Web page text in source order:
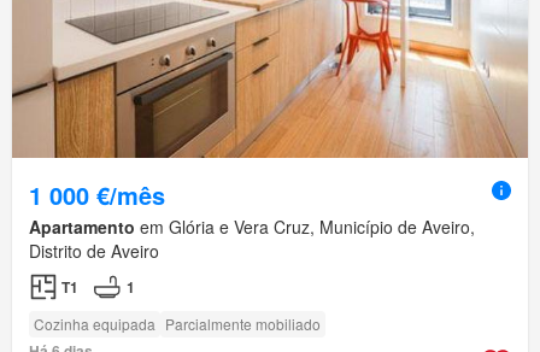
1 000 €/mês
Apartamento em Glória e Vera Cruz, Município de Aveiro,
Distrito de Aveiro
T1 1
Cozinha equipada Parcialmente mobiliado